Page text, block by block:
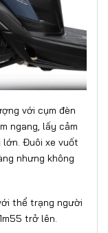
với cụm đèn
ngang, lấy cảm
Đuôi xe vuốt
nhưng không
thể trạng người
trở lên.